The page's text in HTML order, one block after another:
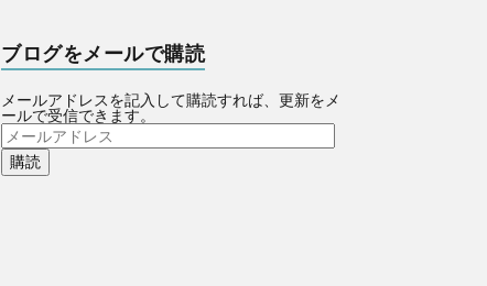
ブログをメールで購読
メールアドレスを記入して購読すれば、更新をメ
ールで受信できます。
メ
ー
ル
ア